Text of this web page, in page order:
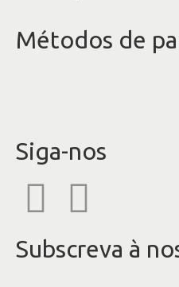
Métodos de
Siga-nos
Subscreva à